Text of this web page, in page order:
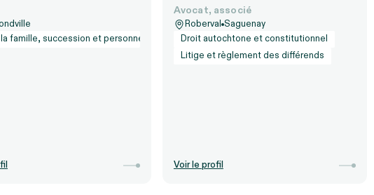
famille, succession et personnes
Avocat, associé
Roberval Saguenay
Droit autochtone et constitutionnel
Litige et règlement des différends
Voir le profil